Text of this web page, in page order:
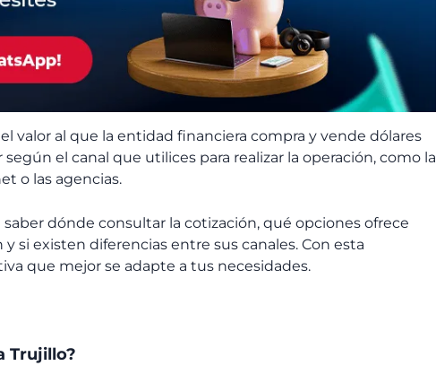
valor al que la entidad financiera compra y vende dólares
el canal que utilices para realizar la operación, como la
o las agencias.
dónde consultar la cotización, qué opciones ofrece
y si existen diferencias entre sus canales. Con esta
que mejor se adapte a tus necesidades.
Trujillo?